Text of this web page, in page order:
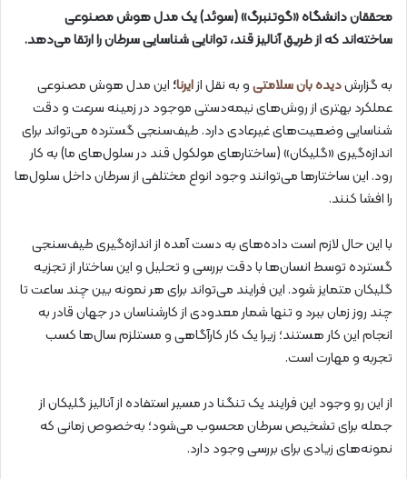
محققان دانشگاه «گوتنبرگ» (سوئد) یک مدل هوش مصنوعی
ساخته‌اند که از طریق آنالیز قند، توانایی شناسایی سرطان را ارتقا می‌دهد.
به گزارشدیده بان سلامتیو به نقل ازایرنا؛ این مدل هوش مصنوعی
عملکرد بهتری از روش‌های نیمه‌دستی موجود در زمینه سرعت و دقت
شناسایی وضعیت‌های غیرعادی دارد. طیف‌سنجی گسترده می‌تواند برای
اندازه‌گیری «گلیکان» (ساختارهای مولکول قند در سلول‌های ما) به کار
رود. این ساختارها می‌توانند وجود انواع مختلفی از سرطان داخل سلول‌ها
را افشا کنند.
با این حال لازم است داده‌های به دست آمده از اندازه‌گیری طیف‌سنجی
گسترده توسط انسان‌ها با دقت بررسی و تحلیل و این ساختار از تجزیه
گلیکان متمایز شود. این فرایند می‌تواند برای هر نمونه بین چند ساعت تا
چند روز زمان ببرد و تنها شمار معدودی از کارشناسان در جهان قادر به
انجام این کار هستند؛ زیرا یک کار کارآگاهی و مستلزم سال‌ها کسب
تجربه و مهارت است.
از این رو وجود این فرایند یک تنگنا در مسیر استفاده از آنالیز گلیکان از
جمله برای تشخیص سرطان محسوب می‌شود؛ به‌خصوص زمانی که
نمونه‌های زیادی برای بررسی وجود دارد.